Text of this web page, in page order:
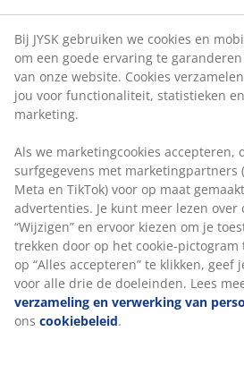
Bij JYSK gebruiken we cookies en
om een goede ervaring te
van onze website. Cookies
jou voor functionaliteit, statistieken
marketing.
Als we marketingcookies accepteren,
surfgegevens met marketingpartners
Meta en TikTok) voor op maat
advertenties. Je kunt meer lezen
“Wijzigen” en ervoor kiezen om je
trekken door op het cookie-pictogram
op “Alles accepteren” te klikken, geef
voor alle drie de doeleinden. Lees
verzameling en verwerking van
ons cookiebeleid.